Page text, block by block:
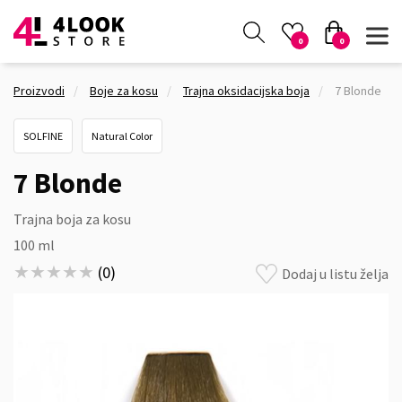
0 0
Proizvodi Boje za kosu Trajna oksidacijska boja 7 Blonde
SOLFINE Natural Color
7 Blonde
Trajna boja za kosu
100 ml
★★★★★
★★★★★ (0) Dodaj u listu želja